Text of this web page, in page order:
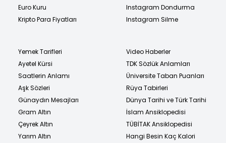
Euro Kuru
Kripto Para Fiyatları
Instagram Dondurma
Instagram Silme
Yemek Tarifleri
Ayetel Kürsi
Saatlerin Anlamı
Aşk Sözleri
Günaydın Mesajları
Gram Altın
Çeyrek Altın
Yarım Altın
Video Haberler
TDK Sözlük Anlamları
Üniversite Taban Puanları
Rüya Tabirleri
Dünya Tarihi ve Türk Tarihi
İslam Ansiklopedisi
TÜBİTAK Ansiklopedisi
Hangi Besin Kaç Kalori